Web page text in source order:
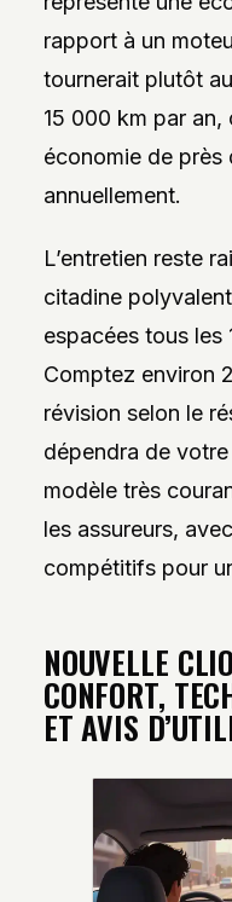
rapport à un
tournerait plutôt
15 000 km par an,
économie de près
annuellement.
L’entretien reste
citadine
espacées tous les
Comptez environ
révision selon le
dépendra de
modèle très
les assureurs,
compétitifs pour
NOUVELLE
CONFORT,
ET AVIS